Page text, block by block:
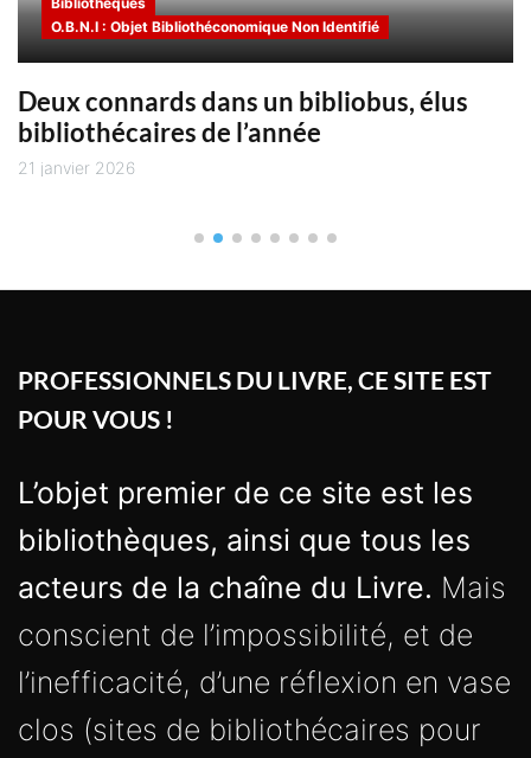
O.B.N.I : Objet Bibliothéconomique Non Identifié
Deux connards dans un bibliobus, élus
bibliothécaires de l’année
21 janvier 2026
PROFESSIONNELS DU LIVRE, CE SITE EST
POUR VOUS !
L’objet premier de ce site est les
bibliothèques, ainsi que tous les
acteurs de la chaîne du Livre. Mais
conscient de l’impossibilité, et de
l’inefficacité, d’une réflexion en vase
clos (sites de bibliothécaires pour